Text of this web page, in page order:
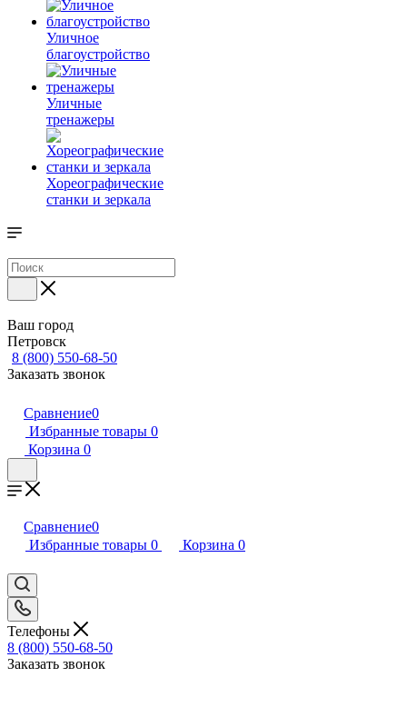
Уличное
благоустройство
Уличные
тренажеры
Хореографические
станки и зеркала
Ваш город
Петровск
8 (800) 550-68-50
Заказать звонок
Сравнение0
Избранные товары 0
Корзина 0
Сравнение0
Избранные товары 0 Корзина 0
Телефоны
8 (800) 550-68-50
Заказать звонок